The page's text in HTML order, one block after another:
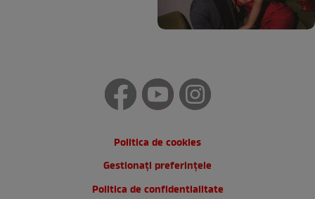
Politica de cookies
Gestionați preferințele
Politica de confidentialitate